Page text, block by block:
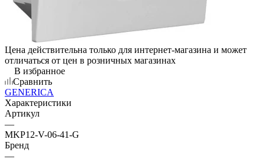
Цена действительна только для интернет-магазина и может
отличаться от цен в розничных магазинах
В избранное
Сравнить
GENERICA
Характеристики
Артикул
—
MKP12-V-06-41-G
Бренд
—